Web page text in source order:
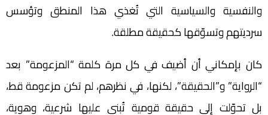
والنفسية والسياسية التي تُغذي هذا المنطق وتؤسس
سرديتهم وتسوّقها كحقيقة مطلقة.
كان بإمكاني أن أضيف في كل مرة كلمة “المزعومة” بعد
“الرواية” و”الحقيقة”، لكنها، في نظرهم، لم تكن مزعومة قط،
بل تحوّلت إلى حقيقة قومية تُبنى عليها شرعية، وهوية،